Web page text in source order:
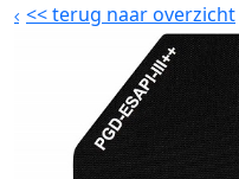
<<terug naar overzicht